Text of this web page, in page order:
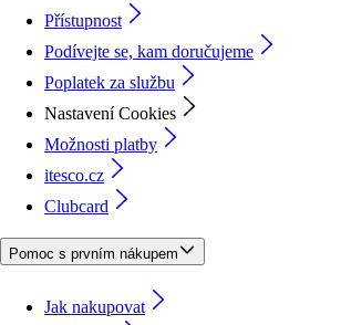
Přístupnost
Podívejte se, kam doručujeme
Poplatek za službu
Nastavení Cookies
Možnosti platby
itesco.cz
Clubcard
Pomoc s prvním nákupem
Jak nakupovat